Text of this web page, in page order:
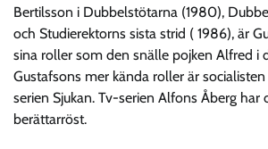
Bertilsson i Dubbelstötarna (1980),
och Studierektorns sista strid ( 1986), är
sina roller som den snälle pojken Alfred i
Gustafsons mer kända roller är
serien Sjukan. Tv-serien Alfons Åberg har
berättarröst.